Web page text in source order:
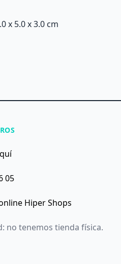
x 5.0 x 3.0 cm
05
Hiper Shops
no tenemos tienda física.